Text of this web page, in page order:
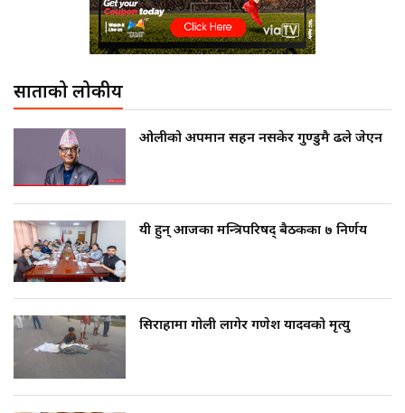
साताको लोकप्रीय
ओलीको अपमान सहन नसकेर गुण्डुमै ढले जेएन
यी हुन् आजका मन्त्रिपरिषद् बैठकका ७ निर्णय
सिराहामा गोली लागेर गणेश यादवको मृत्यु